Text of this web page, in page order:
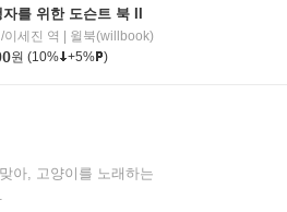
를 위한 도슨트 북 II
이세진 역
윌북(willbook)
원 (10% +5% )
아, 고양이를 노래하는